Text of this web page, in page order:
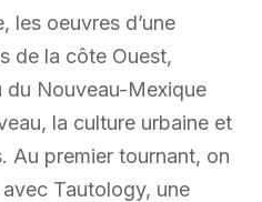
les oeuvres d’une
de la côte Ouest,
du Nouveau-Mexique
la culture urbaine et
Au premier tournant, on
Tautology, une